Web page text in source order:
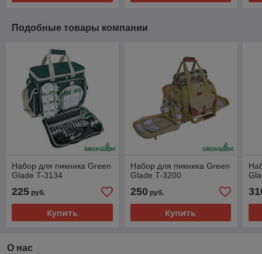
Подобные товары компании
Набор для пикника Green
Glade T-3134
225 руб.
Купить
Набор для пикника Green
Glade T-3200
250руб.
Купить
О нас